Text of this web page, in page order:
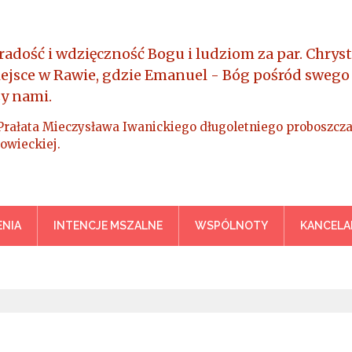
i wdzięczność Bogu i ludziom za par.
w Rawie, gdzie Emanuel - Bóg pośród
nami.
Mieczysława Iwanickiego długoletniego
INTENCJE MSZALNE WSPÓLNOTY